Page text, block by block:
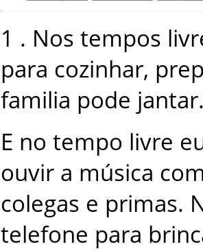
1 . Nos tempos
para cozinhar,
familia pode jantar
E no tempo livre
ouvir a música
colegas e primas.
telefone para